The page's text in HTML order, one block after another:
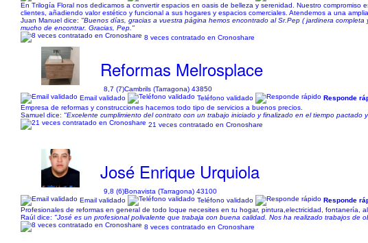
En Trilogía Floral nos dedicamos a convertir espacios en oasis de belleza y serenidad. Nuestro
clientes, añadiendo valor estético y funcional a sus hogares y espacios comerciales. Atendemos a una
Juan Manuel dice: "Buenos días, gracias a vuestra página hemos encontrado al Sr.Pep ( jardinera
mucho de encontrar. Gracias, Pep."
8 veces contratado en Cronoshare
Reformas Melrosplace
8,7 (7)Cambrils (Tarragona) 43850
Email validado
Teléfono validado Responde
Empresa de reformas y construcciones hacemos todo tipo de servicios a buenos precios.
Samuel dice: "Excelente cumplimiento del contrato con un trabajo iniciado y finalizado en el tiempo pactado
21 veces contratado en Cronoshare
José Enrique Urquiola
9,8 (6)Bonavista (Tarragona) 43100
Email validado
Teléfono validado
Responde
Profesionales de reformas en general de todo loque necesites en tu hogar, pintura,electricidad, fontanería,
Raúl dice: "José es un profesional polivalente que trabaja con buena calidad. Nos ha realizado trabajos
8 veces contratado en Cronoshare